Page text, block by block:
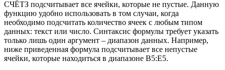
СЧЁТЗ подсчитывает все ячейки, которые не пустые. Данную
функцию удобно использовать в том случаи, когда
необходимо подсчитать количество ячеек с любым типом
данных: текст или число. Синтаксис формулы требует указать
только лишь один аргумент – диапазон данных. Например,
ниже приведенная формула подсчитывает все непустые
ячейки, которые находиться в диапазоне B5:E5.